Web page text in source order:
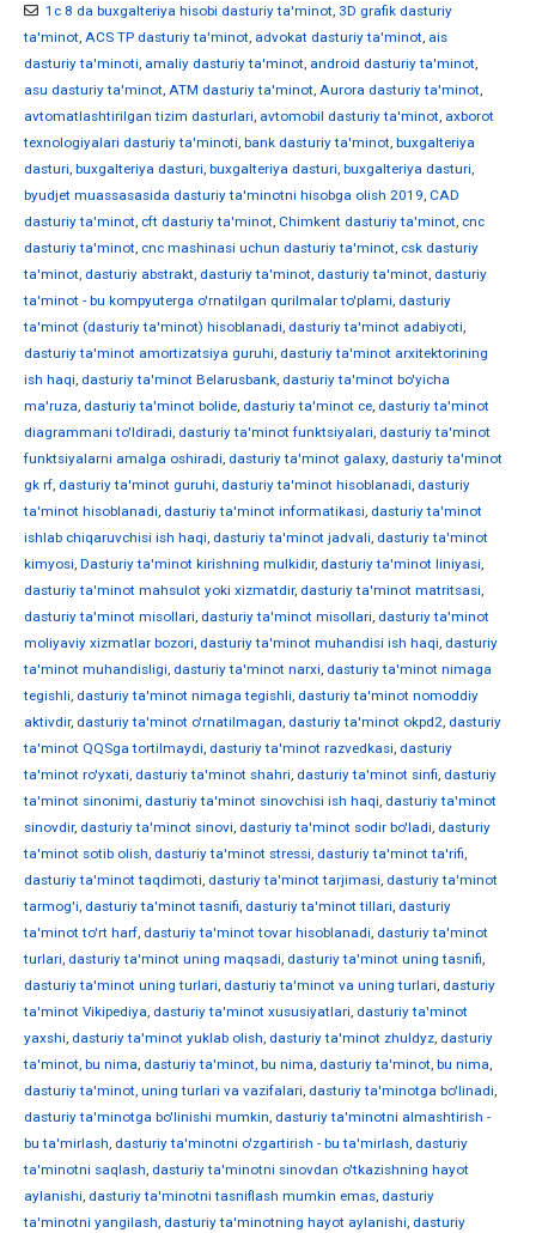
1c 8 da buxgalteriya hisobi dasturiy ta'minot, 3D grafik dasturiy
ta'minot, ACS TP dasturiy ta'minot, advokat dasturiy ta'minot, ais
dasturiy ta'minoti, amaliy dasturiy ta'minot, android dasturiy ta'minot,
asu dasturiy ta'minot, ATM dasturiy ta'minot, Aurora dasturiy ta'minot,
avtomatlashtirilgan tizim dasturlari, avtomobil dasturiy ta'minot, axborot
texnologiyalari dasturiy ta'minoti, bank dasturiy ta'minot, buxgalteriya
dasturi, buxgalteriya dasturi, buxgalteriya dasturi, buxgalteriya dasturi,
byudjet muassasasida dasturiy ta'minotni hisobga olish 2019, CAD
dasturiy ta'minot, cft dasturiy ta'minot, Chimkent dasturiy ta'minot, cnc
dasturiy ta'minot, cnc mashinasi uchun dasturiy ta'minot, csk dasturiy
ta'minot, dasturiy abstrakt, dasturiy ta'minot, dasturiy ta'minot, dasturiy
ta'minot - bu kompyuterga o'rnatilgan qurilmalar to'plami, dasturiy
ta'minot (dasturiy ta'minot) hisoblanadi, dasturiy ta'minot adabiyoti,
dasturiy ta'minot amortizatsiya guruhi, dasturiy ta'minot arxitektorining
ish haqi, dasturiy ta'minot Belarusbank, dasturiy ta'minot bo'yicha
ma'ruza, dasturiy ta'minot bolide, dasturiy ta'minot ce, dasturiy ta'minot
diagrammani to'ldiradi, dasturiy ta'minot funktsiyalari, dasturiy ta'minot
funktsiyalarni amalga oshiradi, dasturiy ta'minot galaxy, dasturiy ta'minot
gk rf, dasturiy ta'minot guruhi, dasturiy ta'minot hisoblanadi, dasturiy
ta'minot hisoblanadi, dasturiy ta'minot informatikasi, dasturiy ta'minot
ishlab chiqaruvchisi ish haqi, dasturiy ta'minot jadvali, dasturiy ta'minot
kimyosi, Dasturiy ta'minot kirishning mulkidir, dasturiy ta'minot liniyasi,
dasturiy ta'minot mahsulot yoki xizmatdir, dasturiy ta'minot matritsasi,
dasturiy ta'minot misollari, dasturiy ta'minot misollari, dasturiy ta'minot
moliyaviy xizmatlar bozori, dasturiy ta'minot muhandisi ish haqi, dasturiy
ta'minot muhandisligi, dasturiy ta'minot narxi, dasturiy ta'minot nimaga
tegishli, dasturiy ta'minot nimaga tegishli, dasturiy ta'minot nomoddiy
aktivdir, dasturiy ta'minot o'rnatilmagan, dasturiy ta'minot okpd2, dasturiy
ta'minot QQSga tortilmaydi, dasturiy ta'minot razvedkasi, dasturiy
ta'minot ro'yxati, dasturiy ta'minot shahri, dasturiy ta'minot sinfi, dasturiy
ta'minot sinonimi, dasturiy ta'minot sinovchisi ish haqi, dasturiy ta'minot
sinovdir, dasturiy ta'minot sinovi, dasturiy ta'minot sodir bo'ladi, dasturiy
ta'minot sotib olish, dasturiy ta'minot stressi, dasturiy ta'minot ta'rifi,
dasturiy ta'minot taqdimoti, dasturiy ta'minot tarjimasi, dasturiy ta'minot
tarmog'i, dasturiy ta'minot tasnifi, dasturiy ta'minot tillari, dasturiy
ta'minot to'rt harf, dasturiy ta'minot tovar hisoblanadi, dasturiy ta'minot
turlari, dasturiy ta'minot uning maqsadi, dasturiy ta'minot uning tasnifi,
dasturiy ta'minot uning turlari, dasturiy ta'minot va uning turlari, dasturiy
ta'minot Vikipediya, dasturiy ta'minot xususiyatlari, dasturiy ta'minot
yaxshi, dasturiy ta'minot yuklab olish, dasturiy ta'minot zhuldyz, dasturiy
ta'minot, bu nima, dasturiy ta'minot, bu nima, dasturiy ta'minot, bu nima,
dasturiy ta'minot, uning turlari va vazifalari, dasturiy ta'minotga bo'linadi,
dasturiy ta'minotga bo'linishi mumkin, dasturiy ta'minotni almashtirish -
bu ta'mirlash, dasturiy ta'minotni o'zgartirish - bu ta'mirlash, dasturiy
ta'minotni saqlash, dasturiy ta'minotni sinovdan o'tkazishning hayot
aylanishi, dasturiy ta'minotni tasniflash mumkin emas, dasturiy
ta'minotni yangilash, dasturiy ta'minotning hayot aylanishi, dasturiy